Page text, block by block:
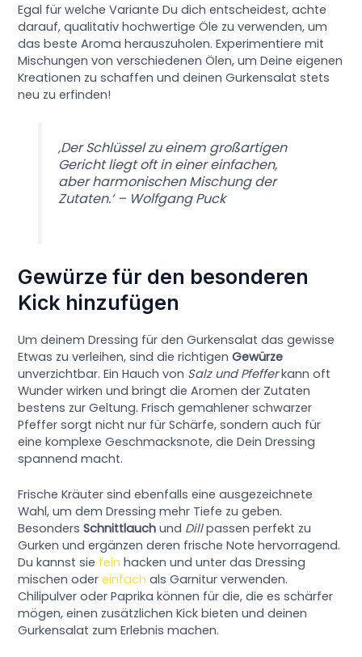
Egal für welche Variante Du dich entscheidest, achte
darauf, qualitativ hochwertige Öle zu verwenden, um
das beste Aroma herauszuholen. Experimentiere mit
Mischungen von verschiedenen Ölen, um Deine eigenen
Kreationen zu schaffen und deinen Gurkensalat stets
neu zu erfinden!
‚Der Schlüssel zu einem großartigen
Gericht liegt oft in einer einfachen,
aber harmonischen Mischung der
Zutaten.‘ – Wolfgang Puck
Gewürze für den besonderen
Kick hinzufügen
Um deinem Dressing für den Gurkensalat das gewisse
Etwas zu verleihen, sind die richtigenGewürze
unverzichtbar. Ein Hauch von Salz und Pfefferkann oft
Wunder wirken und bringt die Aromen der Zutaten
bestens zur Geltung. Frisch gemahlener schwarzer
Pfeffer sorgt nicht nur für Schärfe, sondern auch für
eine komplexe Geschmacksnote, die Dein Dressing
spannend macht.
Frische Kräuter sind ebenfalls eine ausgezeichnete
Wahl, um dem Dressing mehr Tiefe zu geben.
BesondersSchnittlauch und Dillpassen perfekt zu
Gurken und ergänzen deren frische Note hervorragend.
Du kannst sie fein hacken und unter das Dressing
mischen odereinfach als Garnitur verwenden.
Chilipulver oder Paprika können für die, die es schärfer
mögen, einen zusätzlichen Kick bieten und deinen
Gurkensalat zum Erlebnis machen.